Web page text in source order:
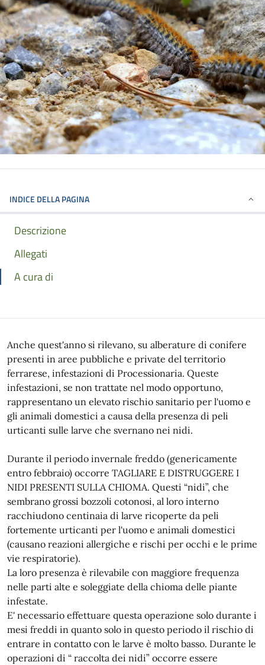
INDICE DELLA PAGINA
Descrizione
Allegati
A cura di
Anche quest'anno si rilevano, su alberature di conifere
presenti in aree pubbliche e private del territorio
ferrarese, infestazioni di Processionaria. Queste
infestazioni, se non trattate nel modo opportuno,
rappresentano un elevato rischio sanitario per l'uomo e
gli animali domestici a causa della presenza di peli
urticanti sulle larve che svernano nei nidi.
Durante il periodo invernale freddo (genericamente
entro febbraio) occorre TAGLIARE E DISTRUGGERE I
NIDI PRESENTI SULLA CHIOMA. Questi “nidi”, che
sembrano grossi bozzoli cotonosi, al loro interno
racchiudono centinaia di larve ricoperte da peli
fortemente urticanti per l'uomo e animali domestici
(causano reazioni allergiche e rischi per occhi e le prime
vie respiratorie).
La loro presenza è rilevabile con maggiore frequenza
nelle parti alte e soleggiate della chioma delle piante
infestate.
E' necessario effettuare questa operazione solo durante i
mesi freddi in quanto solo in questo periodo il rischio di
entrare in contatto con le larve è molto basso. Durante le
operazioni di “ raccolta dei nidi” occorre essere